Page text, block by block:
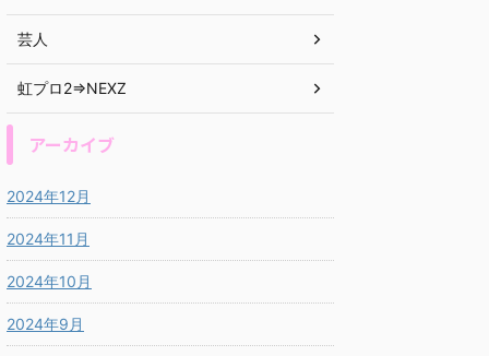
芸人
虹プロ2⇒NEXZ
アーカイブ
2024年12月
2024年11月
2024年10月
2024年9月